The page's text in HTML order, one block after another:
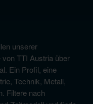
unserer
TTI Austria über
Ein Profil, eine
Technik, Metall,
Filtere nach